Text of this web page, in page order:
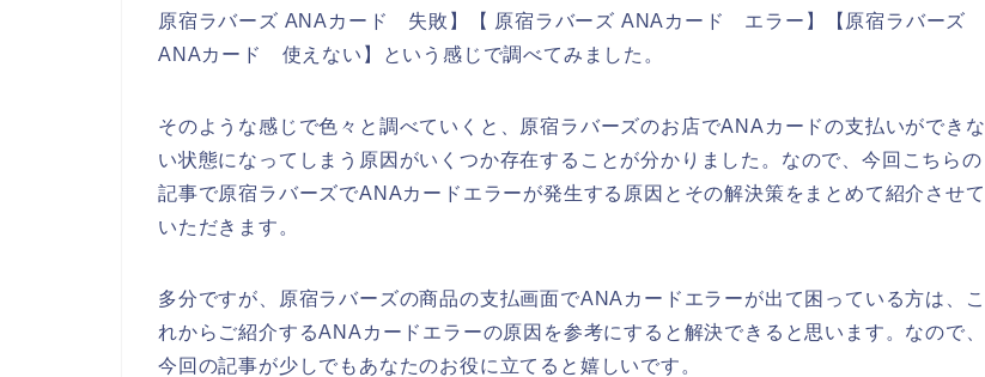
原宿ラバーズ ANAカード 失敗】【 原宿ラバーズ ANAカード エラー】【原宿ラバーズ
ANAカード 使えない】という感じで調べてみました。
そのような感じで色々と調べていくと、原宿ラバーズのお店でANAカードの支払いができな
い状態になってしまう原因がいくつか存在することが分かりました。なので、今回こちらの
記事で原宿ラバーズでANAカードエラーが発生する原因とその解決策をまとめて紹介させて
いただきます。
多分ですが、原宿ラバーズの商品の支払画面でANAカードエラーが出て困っている方は、こ
れからご紹介するANAカードエラーの原因を参考にすると解決できると思います。なので、
今回の記事が少しでもあなたのお役に立てると嬉しいです。